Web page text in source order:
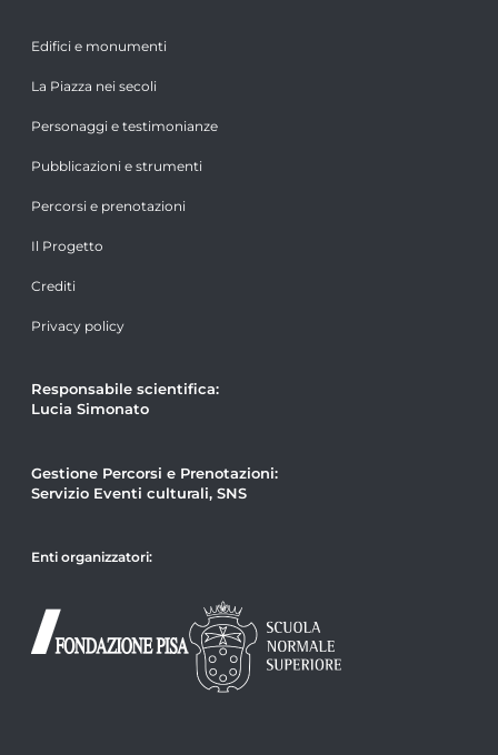
Edifici e monumenti
La Piazza nei secoli
Personaggi e testimonianze
Pubblicazioni e strumenti
Percorsi e prenotazioni
Il Progetto
Crediti
Privacy policy
Responsabile scientifica:
Lucia Simonato
Gestione Percorsi e Prenotazioni:
Servizio Eventi culturali, SNS
Enti organizzatori: